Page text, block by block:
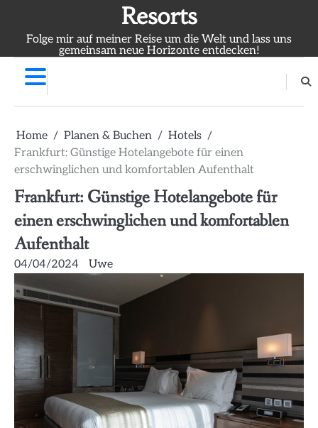
content
Resorts
Folge mir auf meiner Reise um die Welt und lass uns
gemeinsam neue Horizonte entdecken!
Home Planen & Buchen
Hotels
Frankfurt: Günstige Hotelangebote für einen
erschwinglichen und komfortablen Aufenthalt
Frankfurt: Günstige Hotelangebote für
einen erschwinglichen und komfortablen
Aufenthalt
04/04/2024 Uwe